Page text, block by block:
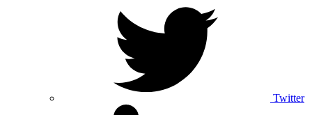
Twitter